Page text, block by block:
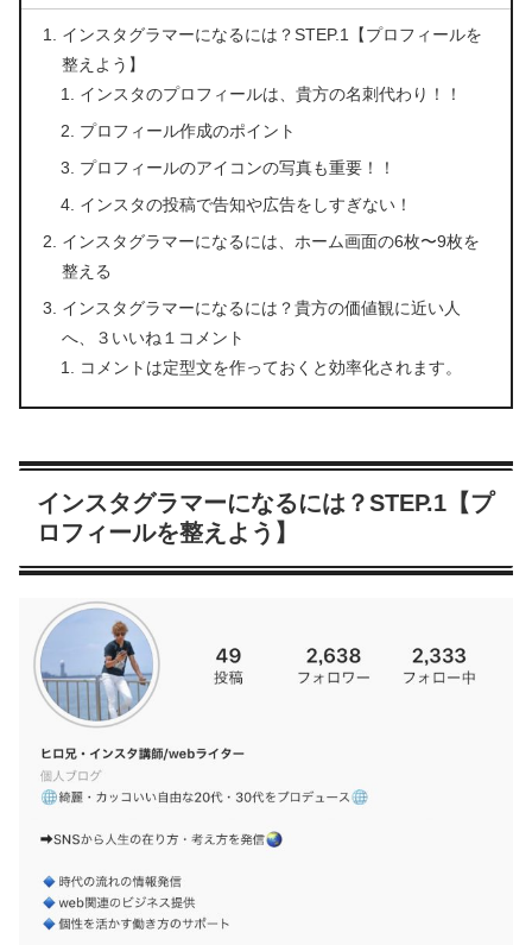
インスタグラマーになるには？STEP.1【プロフィールを
整えよう】
インスタのプロフィールは、貴方の名刺代わり！！
プロフィール作成のポイント
プロフィールのアイコンの写真も重要！！
インスタの投稿で告知や広告をしすぎない！
インスタグラマーになるには、ホーム画面の6枚〜9枚を
整える
インスタグラマーになるには？貴方の価値観に近い人
へ、３いいね１コメント
コメントは定型文を作っておくと効率化されます。
インスタグラマーになるには？STEP.1【プ
ロフィールを整えよう】